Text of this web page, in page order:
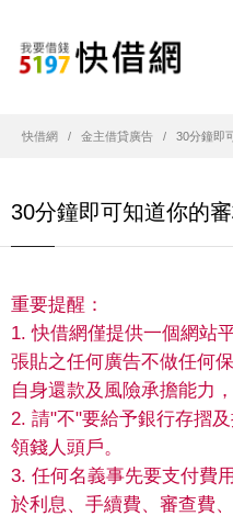
快借網 金主借貸廣告 30分鐘即
30分鐘即可知道你的
重要提醒：
1. 快借網僅提供一個網站
張貼之任何廣告不做任何
自身還款及風險承擔能力
2. 請"不"要給予銀行存摺
領錢人頭戶。
3. 任何名義事先要支付費
於利息、手續費、審查費